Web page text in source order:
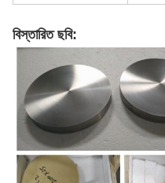
বিস্তারিত ছবি: